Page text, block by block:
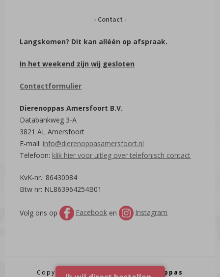
Contact
Langskomen? Dit kan alléén op afspraak.
In het weekend zijn wij gesloten
Contactformulier
Dierenoppas Amersfoort B.V.
Databankweg 3-A
3821 AL Amersfoort
E-mail: info@dierenoppasamersfoort.nl
Telefoon: klik hier voor uitleg over telefonisch contact
KvK-nr.: 86430084
Btw nr: NL863964254B01
Volg ons op Facebook en Instagram
Copyright © 2016 - 2026.
Dierenoppas